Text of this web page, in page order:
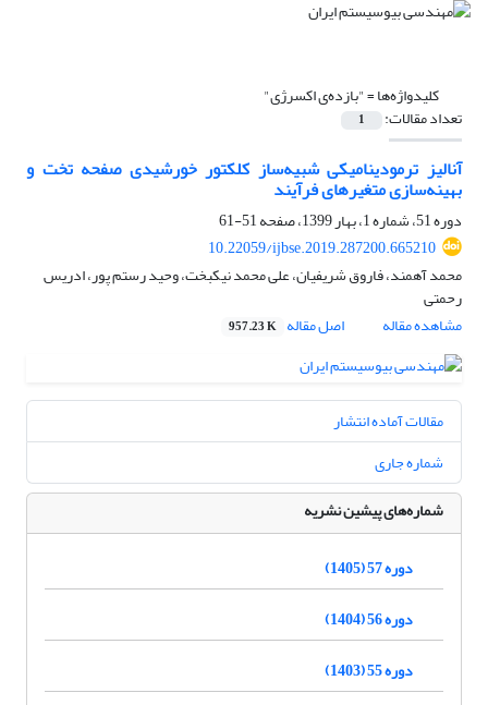
کلیدواژه‌ها ="بازده‌ی اکسرژی"
تعداد مقالات: 1
آنالیز ترمودینامیکی شبیه‌ساز کلکتور خورشیدی صفحه تخت و
بهینه‌سازی متغیرهای فرآیند
دوره 51، شماره 1، بهار 1399، صفحه
51-61
10.22059/ijbse.2019.287200.665210
محمد آهمند، فاروق شریفیان، علی محمد نیکبخت، وحید رستم پور، ادریس
رحمتی
مشاهده مقاله
اصل مقاله 957.23 K
مقالات آماده انتشار
شماره جاری
شماره‌های پیشین نشریه
دوره 57 (1405)
دوره 56 (1404)
دوره 55 (1403)